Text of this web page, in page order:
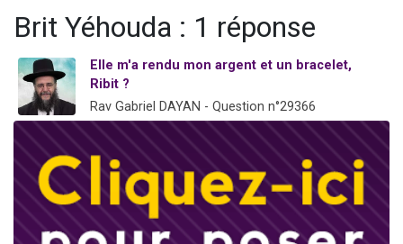
Il reste 49 places pour étudier en groupe sur Zoom
12 nouvelles musiques dans Torah-Box Music
2 personnes viennent de nous rejoindre sur WhatsApp
Brit Yéhouda : 1 réponse
Elle m'a rendu mon argent et un bracelet,
Ribit ?
Rav Gabriel DAYAN - Question n°29366